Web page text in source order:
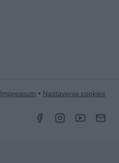
Impressum • Nastavenia cookies